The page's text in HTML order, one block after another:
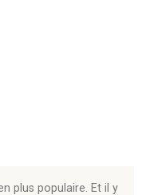
plus populaire. Et il y